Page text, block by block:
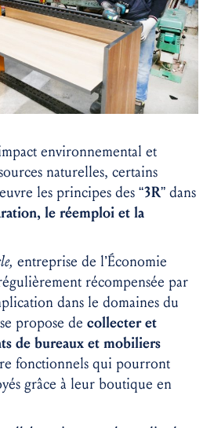
environnemental et
naturelles, certains
les principes des “3R” dans
le réemploi et la
entreprise de l’Économie
récompensée par
dans le domaines du
propose de collecter et
de bureaux et mobiliers
fonctionnels qui pourront
grâce à leur boutique en